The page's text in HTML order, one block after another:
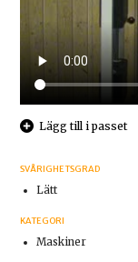
Lägg till i passet
SVÅRIGHETSGRAD
Lätt
KATEGORI
Maskiner